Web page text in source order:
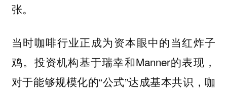
张。
当时咖啡行业正成为资本眼中的当红炸子
鸡。投资机构基于瑞幸和Manner的表现，
对于能够规模化的“公式”达成基本共识，咖